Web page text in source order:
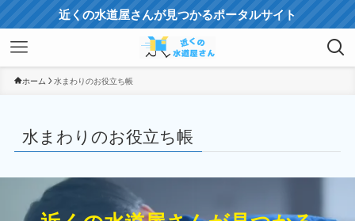
近くの水道屋さんが見つかるポータルサイト
ホーム 水まわりのお役立ち帳
水まわりのお役立ち帳